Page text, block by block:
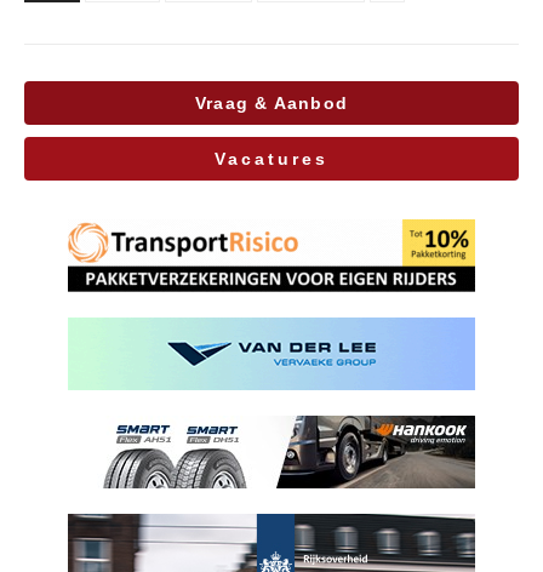
Vraag & Aanbod
Vacatures